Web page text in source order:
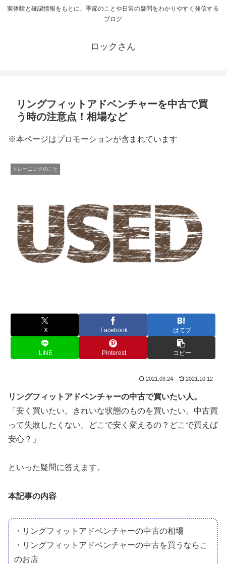
実体験と確認情報をもとに、季節のことや日常の疑問をわかりやすく発信する
ブログ
ロックさん
リングフィットアドベンチャーを中古で買
う時の注意点！相場など
※本ページはプロモーションが含まれています
トレーニングのこと
X Facebook はてブ
LINE Pinterest コピー
2021.09.24 2021.10.12
リングフィットアドベンチャーの中古で買いたい人。
「安く買いたい。きれいな状態のものを買いたい。中古買
って失敗したくない。どこで安く変えるの？どこで買えば
安心？」
といった疑問に答えます。
本記事の内容
・リングフィットアドベンチャーの中古の相場
・リングフィットアドベンチャーの中古を買うならこ
のお店